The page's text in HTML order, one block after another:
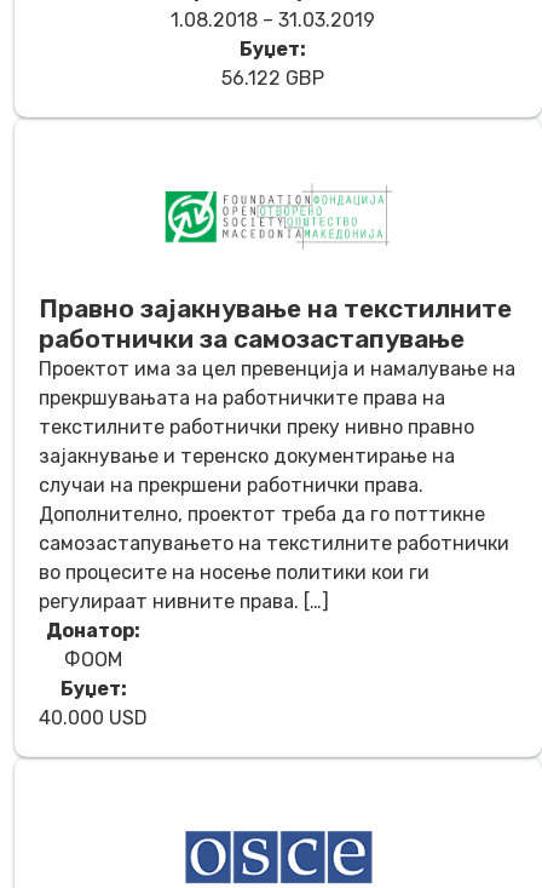
1.08.2018 – 31.03.2019
Буџет:
56.122 GBP
Правно зајакнување на текстилните
работнички за самозастапување
Проектот има за цел превенција и намалување на
прекршувањата на работничките права на
текстилните работнички преку нивно правно
зајакнување и теренско документирање на
случаи на прекршени работнички права.
Дополнително, проектот треба да го поттикне
самозастапувањето на текстилните работнички
во процесите на носење политики кои ги
регулираат нивните права. […]
Донатор:
ФООМ
Буџет:
40.000 USD